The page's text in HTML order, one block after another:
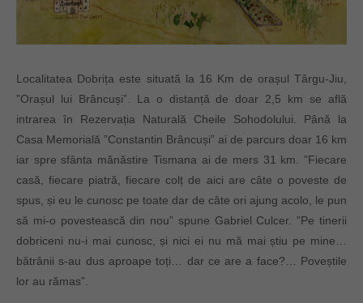
Localitatea Dobrița este situată la 16 Km de orașul Târgu-Jiu,
”Orașul lui Brâncuși”. La o distanță de doar 2,5 km se află
intrarea în Rezervația Naturală Cheile Sohodolului. Până la
Casa Memorială ”Constantin Brâncuși” ai de parcurs doar 16 km
iar spre sfânta mănăstire Tismana ai de mers 31 km. ”Fiecare
casă, fiecare piatră, fiecare colț de aici are câte o poveste de
spus, și eu le cunosc pe toate dar de câte ori ajung acolo, le pun
să mi-o povestească din nou” spune Gabriel Culcer. ”Pe tinerii
dobriceni nu-i mai cunosc, și nici ei nu mă mai știu pe mine…
bătrânii s-au dus aproape toți… dar ce are a face?… Poveștile
lor au rămas”.